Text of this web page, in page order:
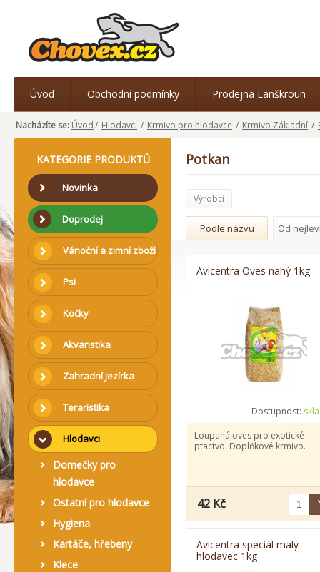
Úvod Obchodní podmínky Prodejna Lanškroun
Nacházíte se: Úvod/ Hlodavci / Krmivo pro hlodavce / Krmivo Základní /
KATEGORIE PRODUKTŮ
Novinka
Doprodej
Vánoční a zimní zboží
Psi
Kočky
Akvaristika
Zahradní jezírka
Teraristika
Hlodavci
Domečky pro
hlodavce
Ostatní pro hlodavce
Hygiena
Kartáče, hřebeny
Klece
Potkan
Výrobci
Podle názvu Od
Avicentra Oves nahý 1kg
Dostupnost:
Loupaná oves pro exotické
ptactvo. Doplňkové krmivo.
42 Kč
Avicentra speciál malý
hlodavec 1kg